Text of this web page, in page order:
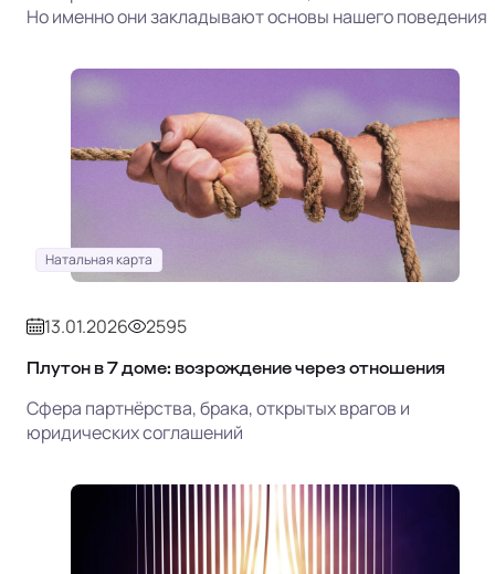
Но именно они закладывают основы нашего поведения
Натальная карта
13.01.2026 2595
Плутон в 7 доме: возрождение через отношения
Сфера партнёрства, брака, открытых врагов и
юридических соглашений